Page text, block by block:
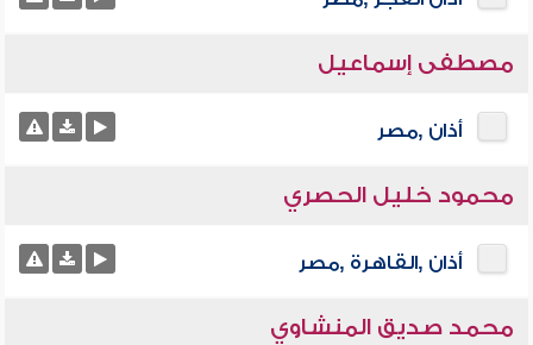
مصطفى إسماعيل
أذان ,مصر
محمود خليل الحصري
أذان ,القاهرة ,مصر
محمد صديق المنشاوي